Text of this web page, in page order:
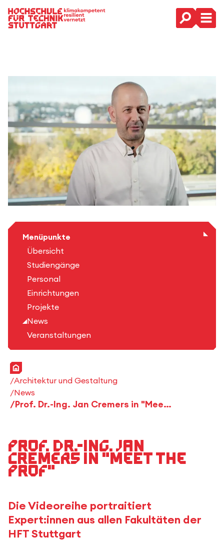
Hauptnavigation
Menüpunkte
Übersicht
Studiengänge
Personal
Einrichtungen
Projekte
News
Veranstaltungen
Startseite
Architektur und Gestaltung
News
Prof. Dr.-Ing. Jan Cremers in "Meet the Prof"
Prof. Dr.-Ing. Jan
Cremers in "Meet the
Prof"
Die Videoreihe portraitiert
Expert:innen aus allen Fakultäten der
HFT Stuttgart